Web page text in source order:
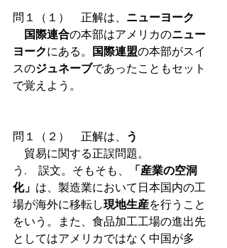
問１（１）　正解は、 ニューヨーク
国際連合の本部はアメリカのニュー
ヨークにある。 国際連盟の本部がスイ
スのジュネーブであったこともセット
で覚えよう。
問１（２）　正解は、
う
貿易に関する正誤問題。
う.　誤文。そもそも、
「産業の空洞
化」 は、製造業において日本国内の工
場が海外に移転し現地生産を行うこと
をいう。また、食品加工工場の進出先
としてはアメリカではなく中国が多